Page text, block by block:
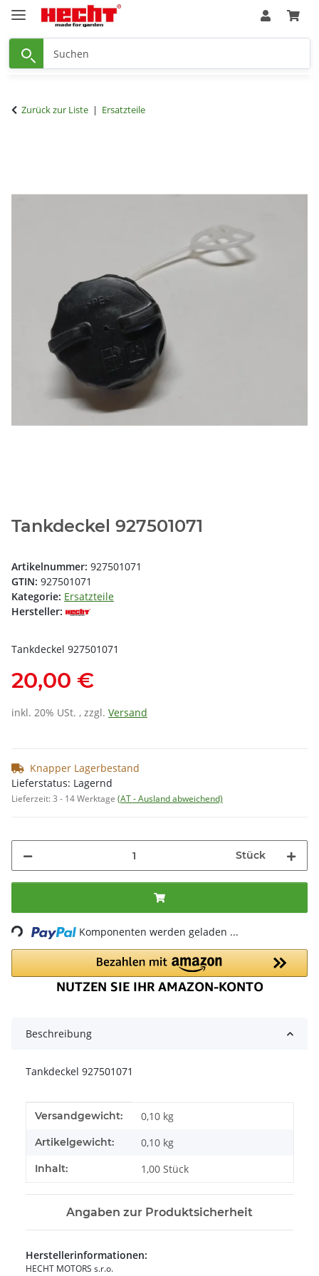
Zurück zur Liste Ersatzteile
Tankdeckel 927501071
Artikelnummer: 927501071
GTIN: 927501071
Kategorie: Ersatzteile
Hersteller:
Tankdeckel 927501071
20,00 €
inkl. 20% USt. , zzgl. Versand
Knapper Lagerbestand
Lieferstatus: Lagernd
Lieferzeit:3 - 14 Werktage (AT - Ausland abweichend)
Stück
Loading... Komponenten werden geladen ...
Beschreibung
Tankdeckel 927501071
Produkteigenschaft
Wert
Versandgewicht: 0,10 kg
Artikelgewicht: 0,10 kg
Inhalt: 1,00 Stück
Angaben zur Produktsicherheit
Herstellerinformationen:
HECHT MOTORS s.r.o.